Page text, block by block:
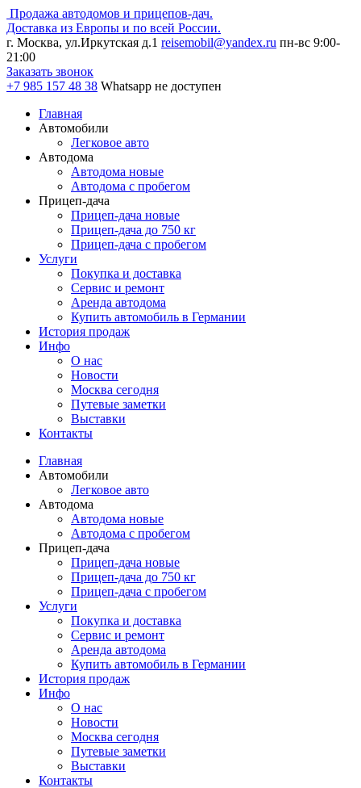
Продажа автодомов и прицепов-дач.
Доставка из Европы и по всей России.
г. Москва, ул.Иркутская д.1 reisemobil@yandex.ru пн-вс 9:00-
21:00
Заказать звонок
+7 985 157 48 38 Whatsapp не доступен
Главная
Автомобили
Легковое авто
Автодома
Автодома новые
Автодома с пробегом
Прицеп-дача
Прицеп-дача новые
Прицеп-дача до 750 кг
Прицеп-дача с пробегом
Услуги
Покупка и доставка
Сервис и ремонт
Аренда автодома
Купить автомобиль в Германии
История продаж
Инфо
О нас
Новости
Москва сегодня
Путевые заметки
Выставки
Контакты
Главная
Автомобили
Легковое авто
Автодома
Автодома новые
Автодома с пробегом
Прицеп-дача
Прицеп-дача новые
Прицеп-дача до 750 кг
Прицеп-дача с пробегом
Услуги
Покупка и доставка
Сервис и ремонт
Аренда автодома
Купить автомобиль в Германии
История продаж
Инфо
О нас
Новости
Москва сегодня
Путевые заметки
Выставки
Контакты